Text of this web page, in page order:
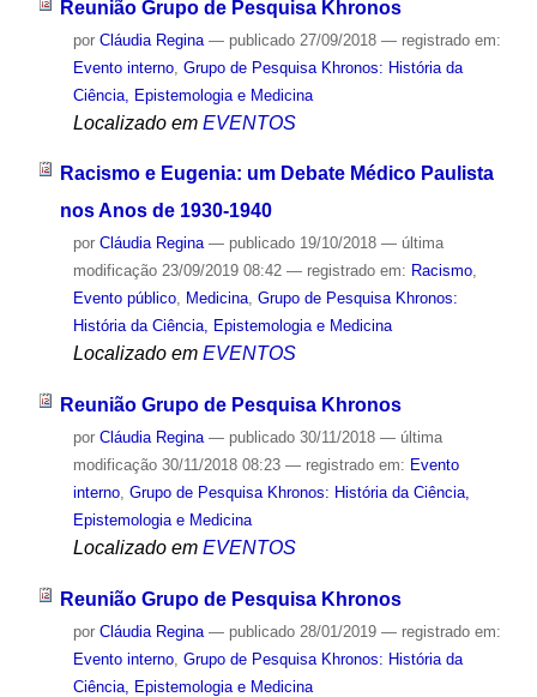
Reunião Grupo de Pesquisa Khronos
por Cláudia Regina — publicado27/09/2018 — registrado em:
Evento interno, Grupo de Pesquisa Khronos: História da
Ciência, Epistemologia e Medicina
Localizado em EVENTOS
Racismo e Eugenia: um Debate Médico Paulista
nos Anos de 1930-1940
por Cláudia Regina — publicado19/10/2018 — última
modificação23/09/2019 08:42 — registrado em: Racismo,
Evento público, Medicina, Grupo de Pesquisa Khronos:
História da Ciência, Epistemologia e Medicina
Localizado em EVENTOS
Reunião Grupo de Pesquisa Khronos
por Cláudia Regina — publicado30/11/2018 — última
modificação30/11/2018 08:23 — registrado em: Evento
interno, Grupo de Pesquisa Khronos: História da Ciência,
Epistemologia e Medicina
Localizado em EVENTOS
Reunião Grupo de Pesquisa Khronos
por Cláudia Regina — publicado28/01/2019 — registrado em:
Evento interno, Grupo de Pesquisa Khronos: História da
Ciência, Epistemologia e Medicina